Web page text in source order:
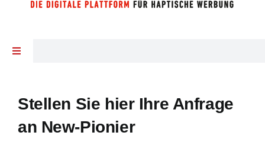
Toggle
NEWS
Stellen Sie hier Ihre Anfrage
an New-Pionier